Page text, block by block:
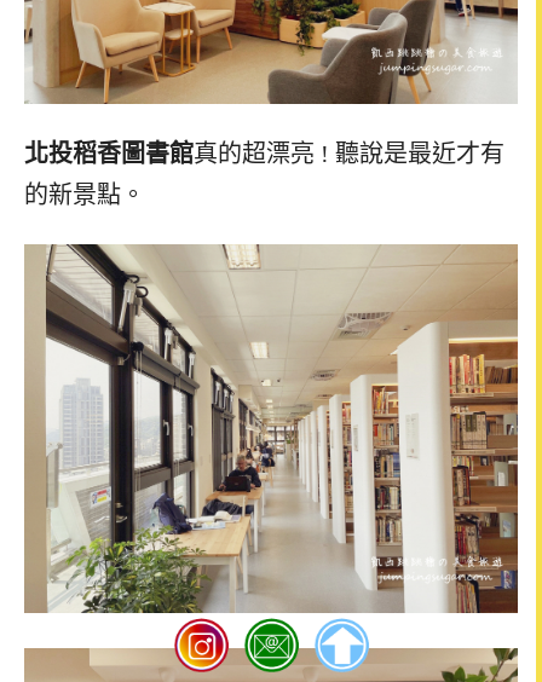
北投稻香圖書館真的超漂亮 ! 聽說是最近才有
的新景點。